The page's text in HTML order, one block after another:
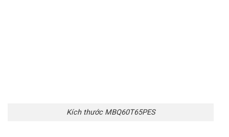
Kích thước MBQ60T65PES